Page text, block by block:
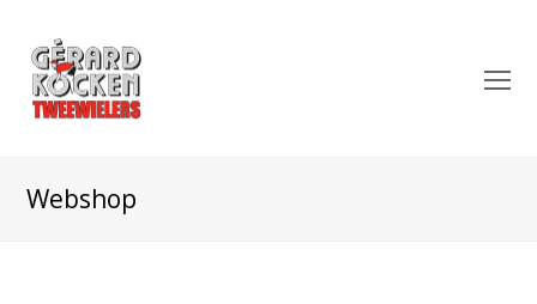
Webshop